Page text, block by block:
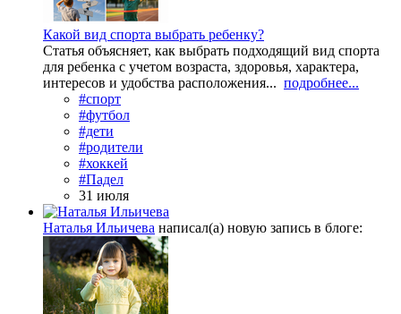
Какой вид спорта выбрать ребенку?
Статья объясняет, как выбрать подходящий вид спорта
для ребенка с учетом возраста, здоровья, характера,
интересов и удобства расположения... подробнее...
#спорт
#футбол
#дети
#родители
#хоккей
#Падел
31 июля
Наталья Ильичева написал(а) новую запись в блоге: